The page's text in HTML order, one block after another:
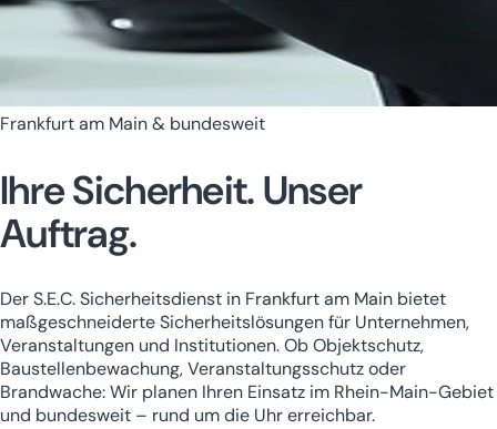
Hessen
Frankfurt am Main & bundesweit
Ihre Sicherheit.Unser
Auftrag.
Der S.E.C. Sicherheitsdienst in Frankfurt am Main bietet
maßgeschneiderte Sicherheitslösungen für Unternehmen,
Veranstaltungen und Institutionen. Ob Objektschutz,
Baustellenbewachung, Veranstaltungsschutz oder
Brandwache: Wir planen Ihren Einsatz im Rhein-Main-Gebiet
und bundesweit – rund um die Uhr erreichbar.